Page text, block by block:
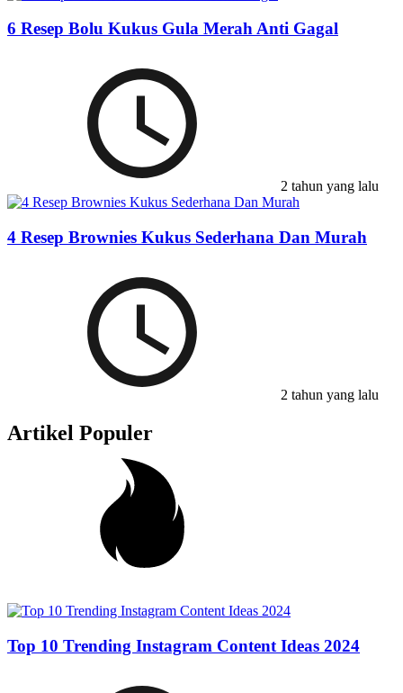
6 Resep Bolu Kukus Gula Merah Anti Gagal
2 tahun yang lalu
4 Resep Brownies Kukus Sederhana Dan Murah
2 tahun yang lalu
Artikel Populer
Top 10 Trending Instagram Content Ideas 2024